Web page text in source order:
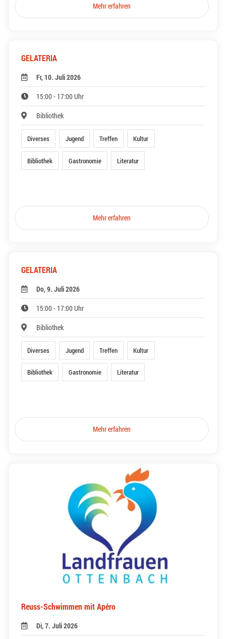
Mehr erfahren
GELATERIA
Fr, 10. Juli 2026
15:00 - 17:00 Uhr
Bibliothek
Diverses Jugend Treffen Kultur
Bibliothek Gastronomie Literatur
Mehr erfahren
GELATERIA
Do, 9. Juli 2026
15:00 - 17:00 Uhr
Bibliothek
Diverses Jugend Treffen Kultur
Bibliothek Gastronomie Literatur
Mehr erfahren
Reuss-Schwimmen mit Apéro
Di, 7. Juli 2026